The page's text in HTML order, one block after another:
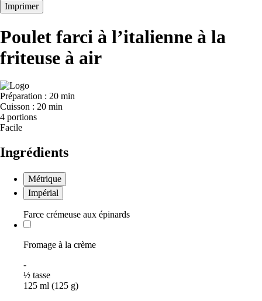
Imprimer
Poulet farci à l’italienne à la
friteuse à air
Préparation : 20 min
Cuisson : 20 min
4 portions
Facile
Ingrédients
Métrique
Impérial
Farce crémeuse aux épinards
Fromage à la crème
-
½ tasse
125 ml (125 g)